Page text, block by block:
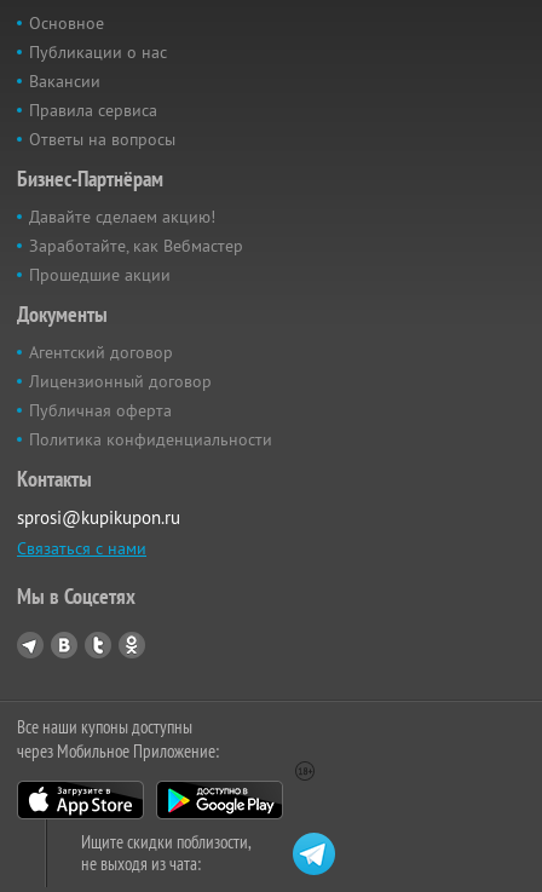
Основное
Публикации о нас
Вакансии
Правила сервиса
Ответы на вопросы
Бизнес-Партнёрам
Давайте сделаем акцию!
Заработайте, как Вебмастер
Прошедшие акции
Документы
Агентский договор
Лицензионный договор
Публичная оферта
Политика конфиденциальности
Контакты
sprosi@kupikupon.ru
Связаться с нами
Мы в Соцсетях
Все наши купоны доступны
через Мобильное Приложение:
Ищите скидки поблизости,
не выходя из чата: